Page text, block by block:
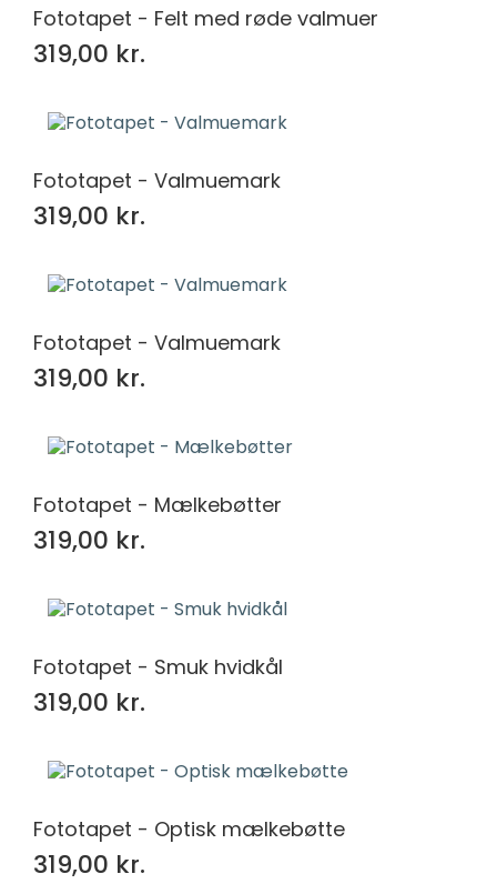
Fototapet - Felt med røde valmuer
319,00 kr.
Fototapet - Valmuemark
319,00 kr.
Fototapet - Valmuemark
319,00 kr.
Fototapet - Mælkebøtter
319,00 kr.
Fototapet - Smuk hvidkål
319,00 kr.
Fototapet - Optisk mælkebøtte
319,00 kr.